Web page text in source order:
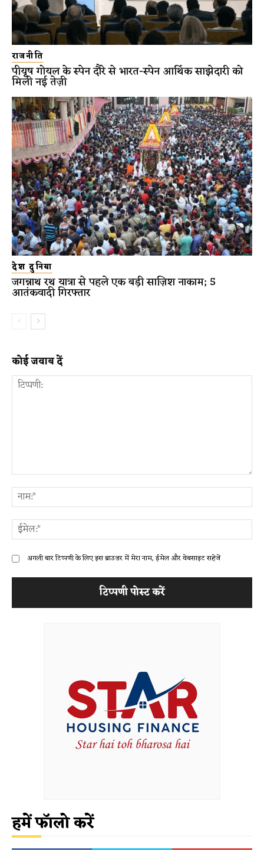
राजनीति
पीयूष गोयल के स्पेन दौरे से भारत-स्पेन आर्थिक साझेदारी को
मिली नई तेज़ी
देश दुनिया
जगन्नाथ रथ यात्रा से पहले एक बड़ी साज़िश नाकाम; 5
आतंकवादी गिरफ्तार
कोई जवाब दें
अगली बार टिप्पणी के लिए इस ब्राउज़र में मेरा नाम, ईमेल और वेबसाइट सहेजें
हमें फॉलो करें